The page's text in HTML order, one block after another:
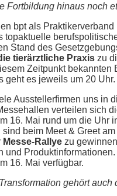
Fortbildung hinaus noch
bpt als Praktikerverband
Stand des
tierärztliche Praxis zu
Zeitpunkt
geht es jeweils um 20 Uhr.
Ausstellerfirmen uns in
verteilen sich
16. Mai rund um die
beim Meet & Greet
Messe-Rallye zu
und
16. Mai verfügbar.
gehört